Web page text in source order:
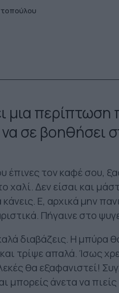
μια
σε βοηθήσει
έπινες τον καφέ σου,
χαλί. Δεν είσαι και
κάνεις. Ε, αρχικά μην
Πήγαινε στο
διαβάζεις. Η μπύρα
τρίψε απαλά. Ίσως
θα εξαφανιστεί!
μπορείς άνετα να